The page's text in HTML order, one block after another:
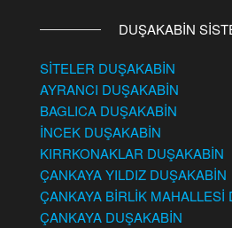
DUŞAKABİN
SİTELER DUŞAKABİN
AYRANCI DUŞAKABİN
BAGLICA DUŞAKABİN
İNCEK DUŞAKABİN
KIRRKONAKLAR DUŞAKABİN
ÇANKAYA YILDIZ DUŞAKABİN
ÇANKAYA BİRLİK MAHALLESİ
ÇANKAYA DUŞAKABİN